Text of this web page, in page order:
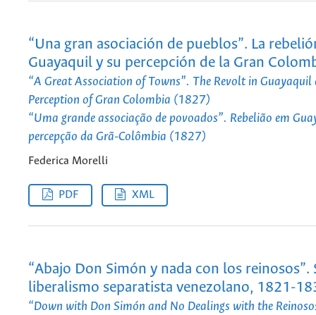
“Una gran asociación de pueblos”. La
Guayaquil y su percepción de la Gran
“A Great Association of Towns”. The Revolt in Guayaquil
Perception of Gran Colombia (1827)
“Uma grande associação de povoados”. Rebelião em
percepção da Grã-Colômbia (1827)
Federica Morelli
PDF XML
“Abajo Don Simón y nada con los reinosos”.
liberalismo separatista venezolano, 1821-
“Down with Don Simón and No Dealings with the